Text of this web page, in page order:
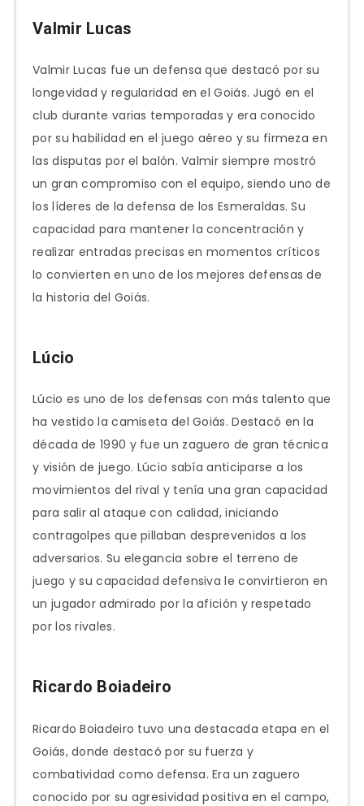
Valmir Lucas
Valmir Lucas fue un defensa que destacó por su
longevidad y regularidad en el Goiás. Jugó en el
club durante varias temporadas y era conocido
por su habilidad en el juego aéreo y su firmeza en
las disputas por el balón. Valmir siempre mostró
un gran compromiso con el equipo, siendo uno de
los líderes de la defensa de los Esmeraldas. Su
capacidad para mantener la concentración y
realizar entradas precisas en momentos críticos
lo convierten en uno de los mejores defensas de
la historia del Goiás.
Lúcio
Lúcio es uno de los defensas con más talento que
ha vestido la camiseta del Goiás. Destacó en la
década de 1990 y fue un zaguero de gran técnica
y visión de juego. Lúcio sabía anticiparse a los
movimientos del rival y tenía una gran capacidad
para salir al ataque con calidad, iniciando
contragolpes que pillaban desprevenidos a los
adversarios. Su elegancia sobre el terreno de
juego y su capacidad defensiva le convirtieron en
un jugador admirado por la afición y respetado
por los rivales.
Ricardo Boiadeiro
Ricardo Boiadeiro tuvo una destacada etapa en el
Goiás, donde destacó por su fuerza y
combatividad como defensa. Era un zaguero
conocido por su agresividad positiva en el campo,